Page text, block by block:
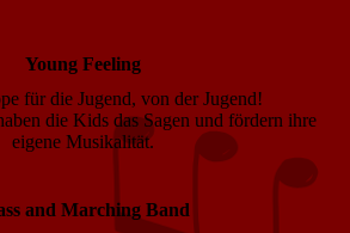
Young Feeling
für die Jugend, von der Jugend!
die Kids das Sagen und fördern ihre
eigene Musikalität.
ss and Marching Band